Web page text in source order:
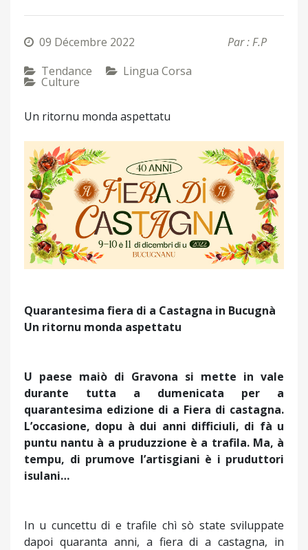
09 Décembre 2022
Par : F.P
Tendance
Lingua Corsa
Culture
Un ritornu monda aspettatu
Quarantesima fiera di a Castagna in Bucugnà
Un ritornu monda aspettatu
U paese maiò di Gravona si mette in vale
durante tutta a dumenicata per a
quarantesima edizione di a Fiera di castagna.
L’occasione, dopu à dui anni difficiuli, di fà u
puntu nantu à a pruduzzione è a trafila. Ma, à
tempu, di prumove l’artisgiani è i pruduttori
isulani…
In u cuncettu di e trafile chì sò state sviluppate
dapoi quaranta anni, a fiera di a castagna, in